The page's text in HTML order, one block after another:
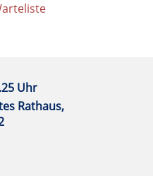
Uhr
Rathaus,